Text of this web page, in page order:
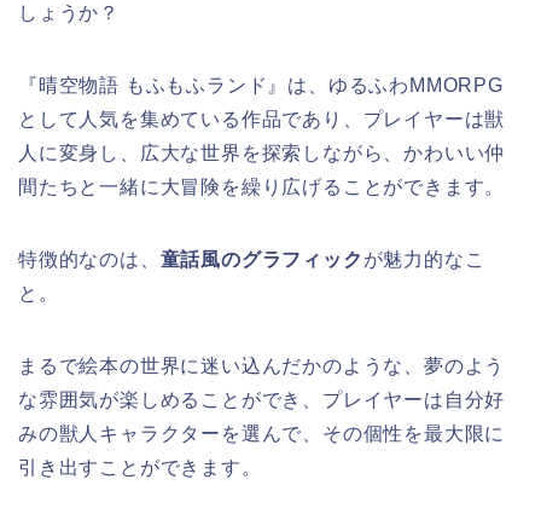
しょうか？
『晴空物語 もふもふランド』は、ゆるふわMMORPG
として人気を集めている作品であり、プレイヤーは獣
人に変身し、広大な世界を探索しながら、かわいい仲
間たちと一緒に大冒険を繰り広げることができます。
特徴的なのは、 童話風のグラフィック が魅力的なこ
と。
まるで絵本の世界に迷い込んだかのような、夢のよう
な雰囲気が楽しめることができ、プレイヤーは自分好
みの獣人キャラクターを選んで、その個性を最大限に
引き出すことができます。